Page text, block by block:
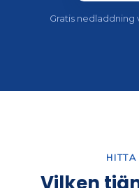
Gratis nedladdning
HITTA